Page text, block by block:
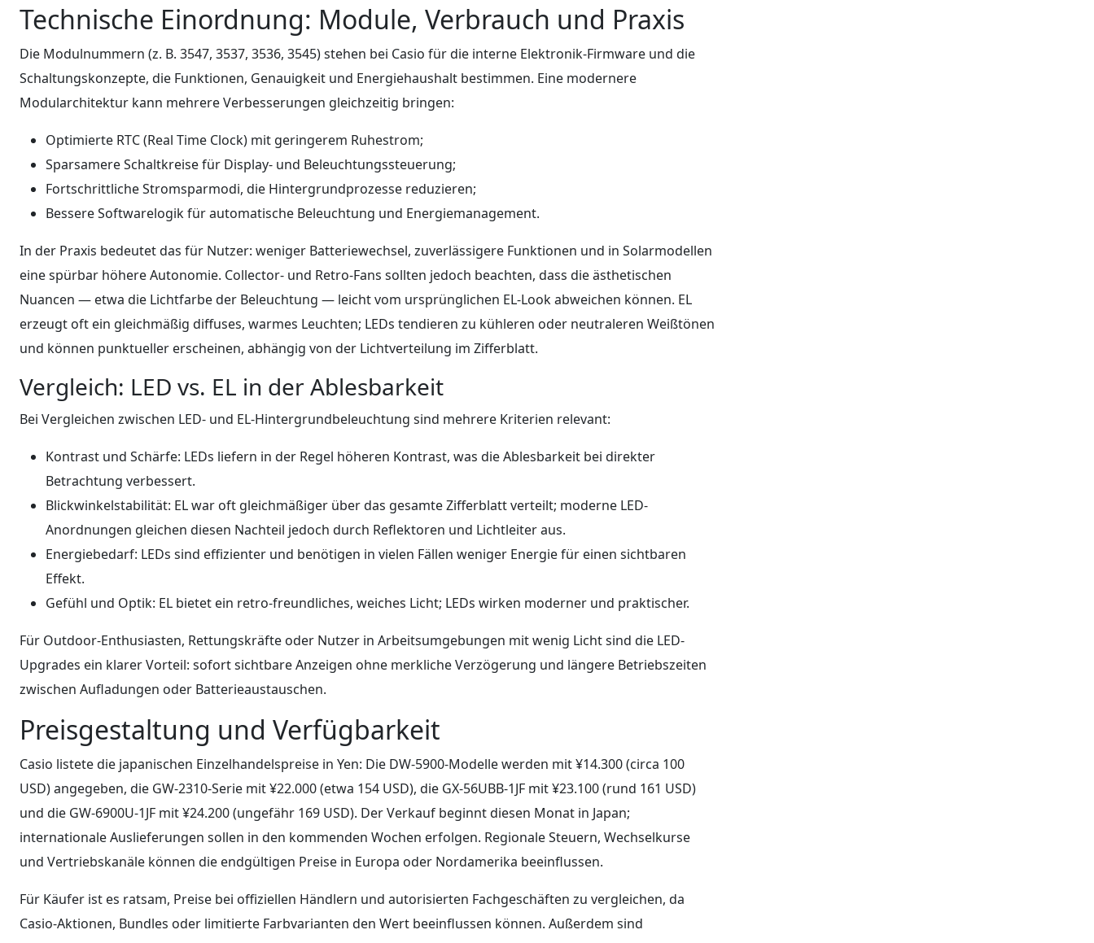
Technische Einordnung: Module, Verbrauch und Praxis
Die Modulnummern (z. B. 3547, 3537, 3536, 3545) stehen bei Casio für die interne Elektronik-Firmware und die
Schaltungskonzepte, die Funktionen, Genauigkeit und Energiehaushalt bestimmen. Eine modernere
Modularchitektur kann mehrere Verbesserungen gleichzeitig bringen:
Optimierte RTC (Real Time Clock) mit geringerem Ruhestrom;
Sparsamere Schaltkreise für Display- und Beleuchtungssteuerung;
Fortschrittliche Stromsparmodi, die Hintergrundprozesse reduzieren;
Bessere Softwarelogik für automatische Beleuchtung und Energiemanagement.
In der Praxis bedeutet das für Nutzer: weniger Batteriewechsel, zuverlässigere Funktionen und in Solarmodellen
eine spürbar höhere Autonomie. Collector- und Retro-Fans sollten jedoch beachten, dass die ästhetischen
Nuancen — etwa die Lichtfarbe der Beleuchtung — leicht vom ursprünglichen EL-Look abweichen können. EL
erzeugt oft ein gleichmäßig diffuses, warmes Leuchten; LEDs tendieren zu kühleren oder neutraleren Weißtönen
und können punktueller erscheinen, abhängig von der Lichtverteilung im Zifferblatt.
Vergleich: LED vs. EL in der Ablesbarkeit
Bei Vergleichen zwischen LED- und EL-Hintergrundbeleuchtung sind mehrere Kriterien relevant:
Kontrast und Schärfe: LEDs liefern in der Regel höheren Kontrast, was die Ablesbarkeit bei direkter
Betrachtung verbessert.
Blickwinkelstabilität: EL war oft gleichmäßiger über das gesamte Zifferblatt verteilt; moderne LED-
Anordnungen gleichen diesen Nachteil jedoch durch Reflektoren und Lichtleiter aus.
Energiebedarf: LEDs sind effizienter und benötigen in vielen Fällen weniger Energie für einen sichtbaren
Effekt.
Gefühl und Optik: EL bietet ein retro-freundliches, weiches Licht; LEDs wirken moderner und praktischer.
Für Outdoor-Enthusiasten, Rettungskräfte oder Nutzer in Arbeitsumgebungen mit wenig Licht sind die LED-
Upgrades ein klarer Vorteil: sofort sichtbare Anzeigen ohne merkliche Verzögerung und längere Betriebszeiten
zwischen Aufladungen oder Batterieaustauschen.
Preisgestaltung und Verfügbarkeit
Casio listete die japanischen Einzelhandelspreise in Yen: Die DW-5900-Modelle werden mit ¥14.300 (circa 100
USD) angegeben, die GW-2310-Serie mit ¥22.000 (etwa 154 USD), die GX-56UBB-1JF mit ¥23.100 (rund 161 USD)
und die GW-6900U-1JF mit ¥24.200 (ungefähr 169 USD). Der Verkauf beginnt diesen Monat in Japan;
internationale Auslieferungen sollen in den kommenden Wochen erfolgen. Regionale Steuern, Wechselkurse
und Vertriebskanäle können die endgültigen Preise in Europa oder Nordamerika beeinflussen.
Für Käufer ist es ratsam, Preise bei offiziellen Händlern und autorisierten Fachgeschäften zu vergleichen, da
Casio-Aktionen, Bundles oder limitierte Farbvarianten den Wert beeinflussen können. Außerdem sind